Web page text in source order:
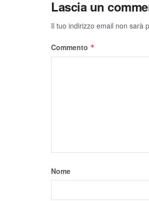
Lascia un
Il tuo indirizzo email non sarà
Commento *
Nome